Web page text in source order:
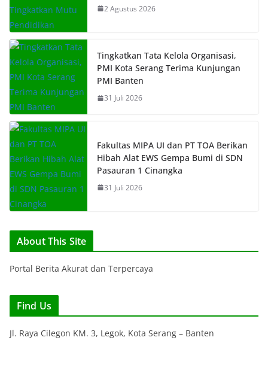
2 Agustus 2026
Tingkatkan Tata Kelola Organisasi,
PMI Kota Serang Terima Kunjungan
PMI Banten
31 Juli 2026
Fakultas MIPA UI dan PT TOA Berikan
Hibah Alat EWS Gempa Bumi di SDN
Pasauran 1 Cinangka
31 Juli 2026
About This Site
Portal Berita Akurat dan Terpercaya
Find Us
Jl. Raya Cilegon KM. 3, Legok, Kota Serang – Banten